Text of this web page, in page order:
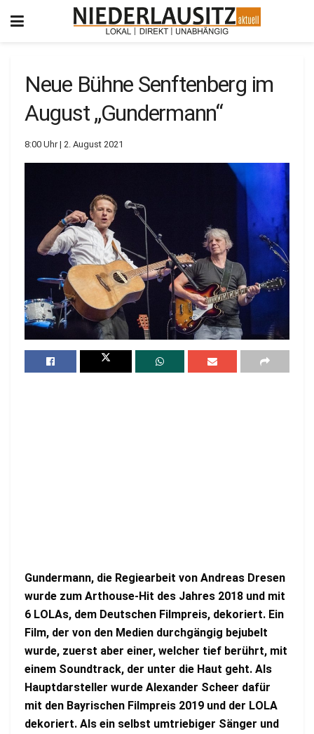
Neue Bühne Senftenberg im
August „Gundermann“
8:00 Uhr | 2. August 2021
Gundermann, die Regiearbeit von Andreas Dresen
wurde zum Arthouse-Hit des Jahres 2018 und mit
6 LOLAs, dem Deutschen Filmpreis, dekoriert. Ein
Film, der von den Medien durchgängig bejubelt
wurde, zuerst aber einer, welcher tief berührt, mit
einem Soundtrack, der unter die Haut geht. Als
Hauptdarsteller wurde Alexander Scheer dafür
mit den Bayrischen Filmpreis 2019 und der LOLA
dekoriert. Als ein selbst umtriebiger Sänger und